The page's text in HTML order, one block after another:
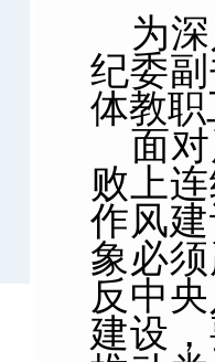
为
纪委
体教
面
败上
作风
象必
反中
建设